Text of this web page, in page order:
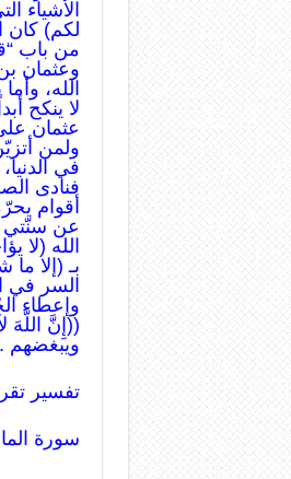
الأشياء
لكم) كان
من باب
وعثمان
الله،
لا ينكح
عثمان
ولمن
في
فنادى
أقوام
عن سنّتي
الله (لا
بـ (إلا
السر في
وإعطاء
((إِنَّ
ويبغضهم .
تفسير
سورة